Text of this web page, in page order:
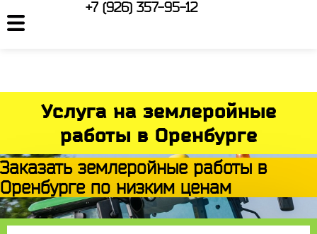
+7 (926) 357-95-12
Услуга на землеройные
работы в Оренбурге
Заказать землеройные работы в
Оренбурге по низким ценам